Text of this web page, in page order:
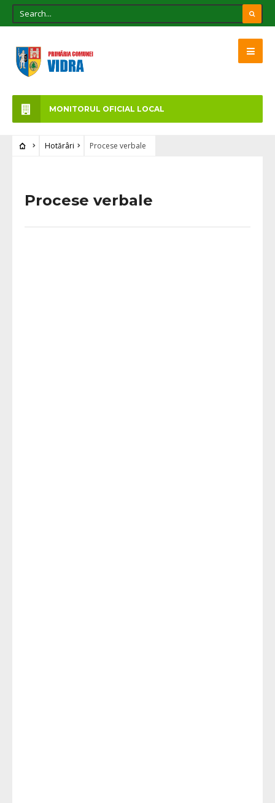
MONITORUL OFICIAL LOCAL
Hotărâri Procese verbale
Procese verbale